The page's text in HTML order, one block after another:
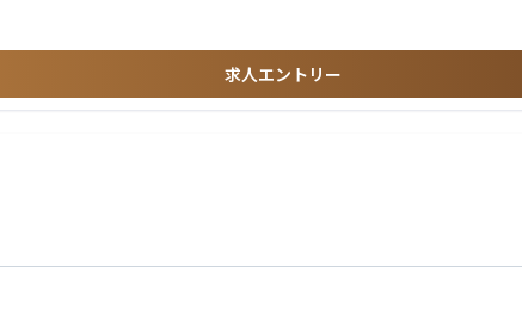
求人エントリー